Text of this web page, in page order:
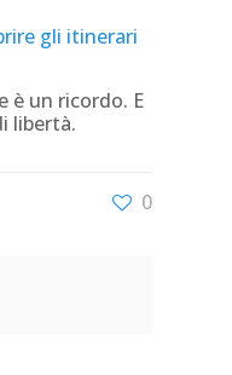
gli itinerari
è un ricordo. E
libertà.
0